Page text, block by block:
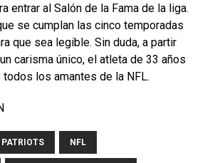
entrar al Salón de la Fama de la liga.
se cumplan las cinco temporadas
que sea legible. Sin duda, a partir
carisma único, el atleta de 33 años
los amantes de la NFL.
NFL